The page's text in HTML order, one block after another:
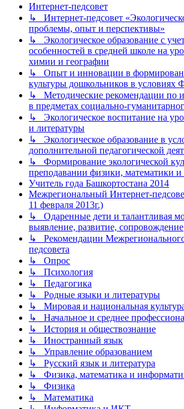
Интернет-педсовет
↳ Интернет-педсовет
проблемы, опыт и перспективы»
↳ Экологическое образование с
особенностей в средней школе на
химии и географии
↳ Опыт и инновации в
культуры дошкольников в
↳ Методические рекомендации по
в предметах социально-
↳ Экологическое воспитание на
и литературы
↳ Экологическое образование в
дополнительной педагогической
↳ Формирование экологической
преподавании физики, математики
Учитель года Башкортостана 2014
Межрегиональный Интернет-
11 февраля 2013г.)
↳ Одаренные дети и талантливая
выявление, развитие, сопровождение
↳ Рекомендации
педсовета
↳ Опрос
↳ Психология
↳ Педагогика
↳ Родные языки и литературы
↳ Мировая и национальная
↳ Начальное и среднее
↳ История и обществознание
↳ Иностранный язык
↳ Управление образованием
↳ Русский язык и литература
↳ Физика, математика и
↳ Физика
↳ Математика